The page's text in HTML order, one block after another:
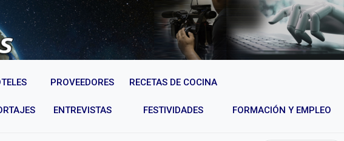
PROVEEDORES RECETAS DE COCINA
ENTREVISTAS FESTIVIDADES FORMACIÓN Y EMPLEO